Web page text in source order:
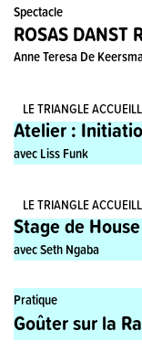
Spectacle
ROSAS DANST
Anne Teresa De
LE TRIANGLE
Stage, Pratique
Atelier :
avec Liss Funk
LE TRIANGLE
Stage, Pratique
Stage de
avec Seth Ngaba
Pratique
Goûter sur la